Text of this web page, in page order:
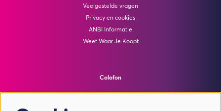
Veelgestelde vragen
Privacy en cookies
ANBI Informatie
Weet Waar Je Koopt
Colofon